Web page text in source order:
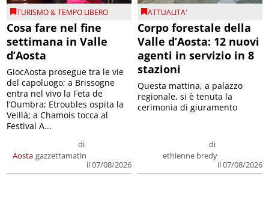
TURISMO & TEMPO LIBERO
Cosa fare nel fine
settimana in Valle
d’Aosta
Aosta
di
gazzettamatin
il 07/08/2026
GiocAosta prosegue tra le vie
del capoluogo; a Brissogne
entra nel vivo la Feta de
l’Oumbra; Etroubles ospita la
Veillà; a Chamois tocca al
Festival A...
ATTUALITA'
Corpo forestale della
Valle d’Aosta: 12 nuovi
agenti in servizio in 8
stazioni
di
ethienne bredy
il 07/08/2026
Questa mattina, a palazzo
regionale, si è tenuta la
cerimonia di giuramento